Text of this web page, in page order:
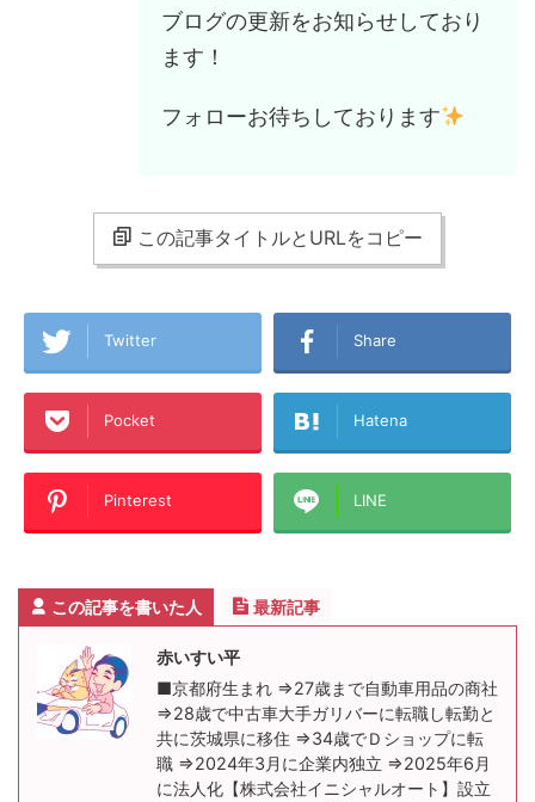
ブログの更新をお知らせしており
ます！
フォローお待ちしております
この記事タイトルとURLをコピー
Twitter Share
Pocket Hatena
Pinterest LINE
この記事を書いた人 最新記事
赤いすい平
■京都府生まれ ⇒27歳まで自動車用品の商社
⇒28歳で中古車大手ガリバーに転職し転勤と
共に茨城県に移住 ⇒34歳でＤショップに転
職 ⇒2024年3月に企業内独立 ⇒2025年6月
に法人化【株式会社イニシャルオート】設立